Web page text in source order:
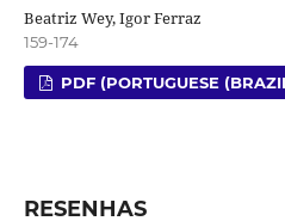
Beatriz Wey, Igor Ferraz
159-174
PDF (PORTUGUESE
RESENHAS